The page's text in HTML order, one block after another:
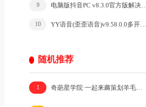
9 电脑版抖音PC v8.3.0官方版解决网页切换烦恼
10 YY语音(歪歪语音)v9.58.0.0多开去广告绿色版
随机推荐
1 奇葩星学院·一起来薅策划羊毛真是泰酷辣！·|卡牌·二次元